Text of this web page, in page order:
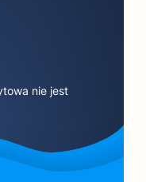
nie jest